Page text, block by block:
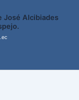
José Alcibiades